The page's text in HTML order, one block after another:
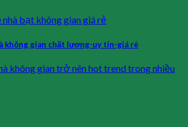
không gian chất lượng-uy tín-giá rẻ
không gian trở nên hot trend trong nhiều